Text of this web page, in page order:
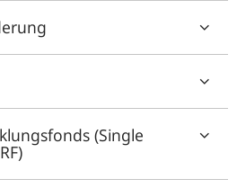
(Single